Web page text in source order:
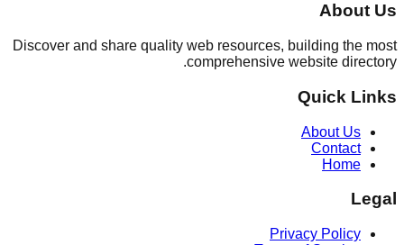
About Us
Discover and share quality web resources, building the most
comprehensive website directory.
Quick Links
About Us
Contact
Home
Legal
Privacy Policy